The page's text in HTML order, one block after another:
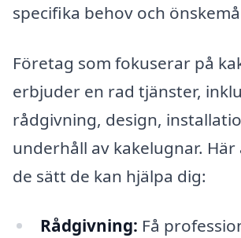
specifika behov och
Företag som fokuserar på
erbjuder en rad tjänster,
rådgivning, design,
underhåll av kakelugnar.
de sätt de kan hjälpa dig:
Rådgivning: Få